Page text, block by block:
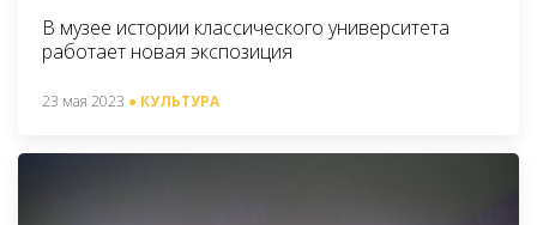
В музее истории классического университета
работает новая экспозиция
23 мая 2023 ● КУЛЬТУРА